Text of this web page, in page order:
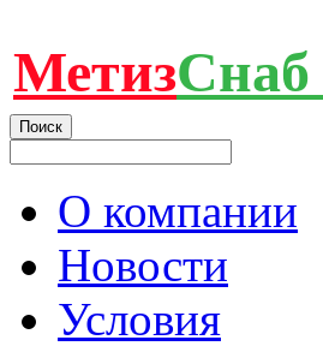
МетизСнаб
О компании
Новости
Условия